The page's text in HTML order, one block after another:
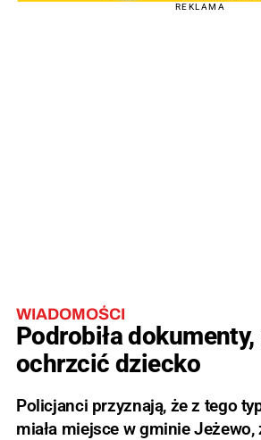
REKLAMA
WIADOMOŚCI
Podrobiła dokumenty,
ochrzcić dziecko
Policjanci przyznają, że z tego
miała miejsce w gminie